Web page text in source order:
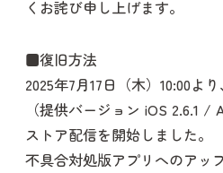
くお詫び申し上げます。
■復旧方法
2025年7月17日（木）10:00よ
（提供バージョン iOS 2.6.1 /
ストア配信を開始しました。
不具合対処版アプリへのアッ